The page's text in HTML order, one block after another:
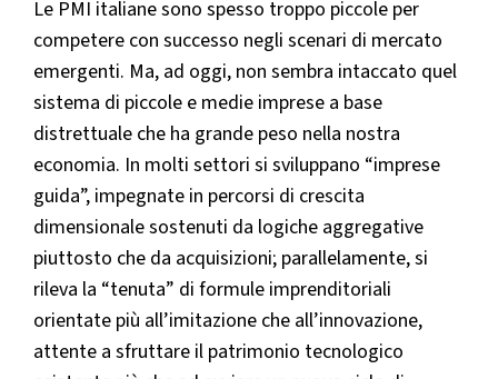
Le PMI italiane sono spesso troppo piccole per
competere con successo negli scenari di mercato
emergenti. Ma, ad oggi, non sembra intaccato quel
sistema di piccole e medie imprese a base
distrettuale che ha grande peso nella nostra
economia. In molti settori si sviluppano “imprese
guida”, impegnate in percorsi di crescita
dimensionale sostenuti da logiche aggregative
piuttosto che da acquisizioni; parallelamente, si
rileva la “tenuta” di formule imprenditoriali
orientate più all’imitazione che all’innovazione,
attente a sfruttare il patrimonio tecnologico